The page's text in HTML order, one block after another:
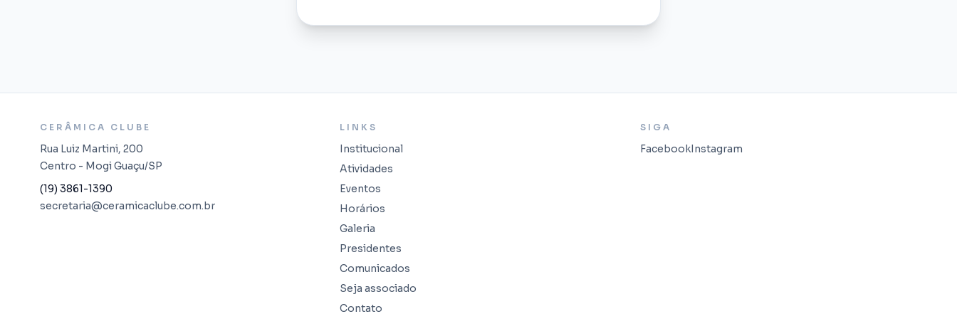
CERÂMICA CLUBE
Rua Luiz Martini, 200
Centro - Mogi Guaçu/SP
(19) 3861-1390
secretaria@ceramicaclube.com.br
LINKS
Institucional
Atividades
Eventos
Horários
Galeria
Presidentes
Comunicados
Seja associado
Contato
SIGA
FacebookInstagram